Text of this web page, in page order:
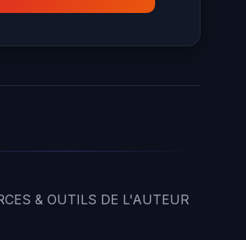
& OUTILS DE L'AUTEUR